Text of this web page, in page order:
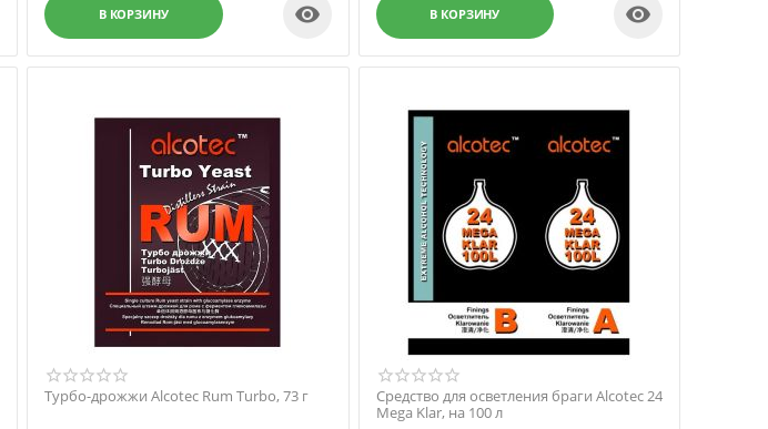
В КОРЗИНУ  В КОРЗИНУ 
Турбо-дрожжи Alcotec Rum Turbo, 73 г
Средство для осветления браги Alcotec 24
Mega Klar, на 100 л